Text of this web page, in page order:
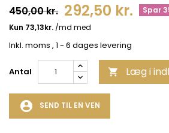
450,00 kr. 292,50 kr. Spar
Inkl. moms , 1 - 6 dages levering
Antal  Læg i
account_circle SEND TIL EN VEN